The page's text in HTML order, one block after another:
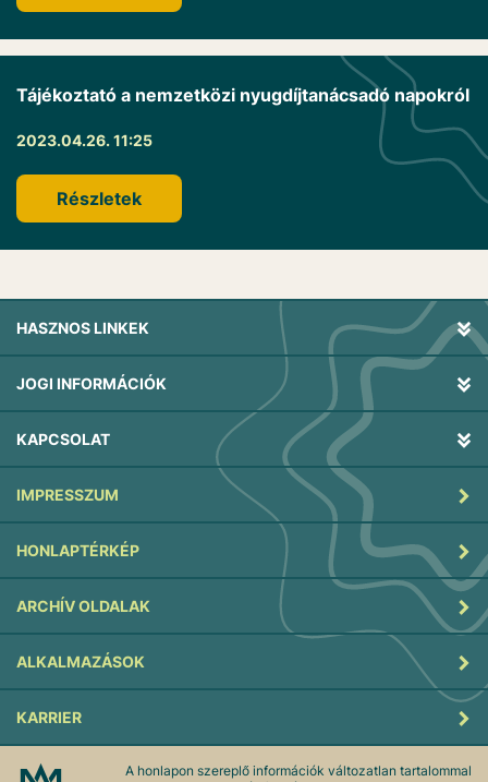
Tájékoztató a nemzetközi nyugdíjtanácsadó napokról
2023.04.26. 11:25
Részletek
HASZNOS LINKEK
JOGI INFORMÁCIÓK
KAPCSOLAT
IMPRESSZUM
HONLAPTÉRKÉP
ARCHÍV OLDALAK
ALKALMAZÁSOK
KARRIER
A honlapon szereplő információk változatlan tartalommal